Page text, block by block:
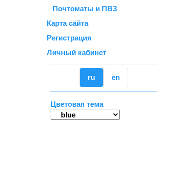
Почтоматы и ПВЗ
Карта сайта
Регистрация
Личный кабинет
ru en
Цветовая тема